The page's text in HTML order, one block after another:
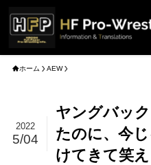
ホーム AEW
ヤングバッ
たのに、今
けてきて笑え
2022
5/04